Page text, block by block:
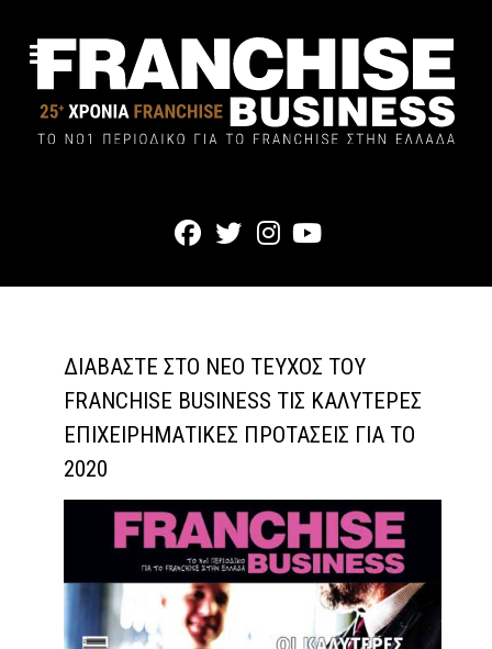
ΔΙΑΒΆΣΤΕ ΣΤΟ ΝΈΟ ΤΕΎΧΟΣ ΤΟΥ
FRANCHISE BUSINESS ΤΙΣ ΚΑΛΎΤΕΡΕΣ
ΕΠΙΧΕΙΡΗΜΑΤΙΚΈΣ ΠΡΟΤΆΣΕΙΣ ΓΙΑ ΤΟ
2020